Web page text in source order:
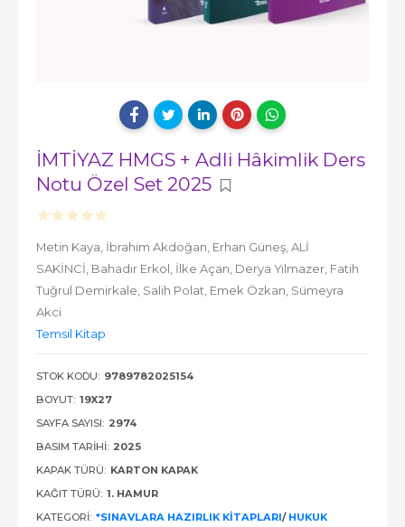
İMTİYAZ HMGS + Adli Hâkimlik Ders
Notu Özel Set 2025
Metin Kaya, İbrahim Akdoğan, Erhan Güneş, ALİ
SAKİNCİ, Bahadır Erkol, İlke Açan, Derya Yılmazer, Fatih
Tuğrul Demirkale, Salih Polat, Emek Özkan, Sümeyra
Akci
Temsil Kitap
STOK KODU: 9789782025154
BOYUT: 19X27
SAYFA SAYISI: 2974
BASIM TARIHI: 2025
KAPAK TÜRÜ: KARTON KAPAK
KAĞIT TÜRÜ: 1. HAMUR
KATEGORI: *SINAVLARA HAZIRLIK KITAPLARI/ HUKUK